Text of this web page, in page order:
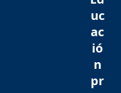
uc
ac
ió
n
pr